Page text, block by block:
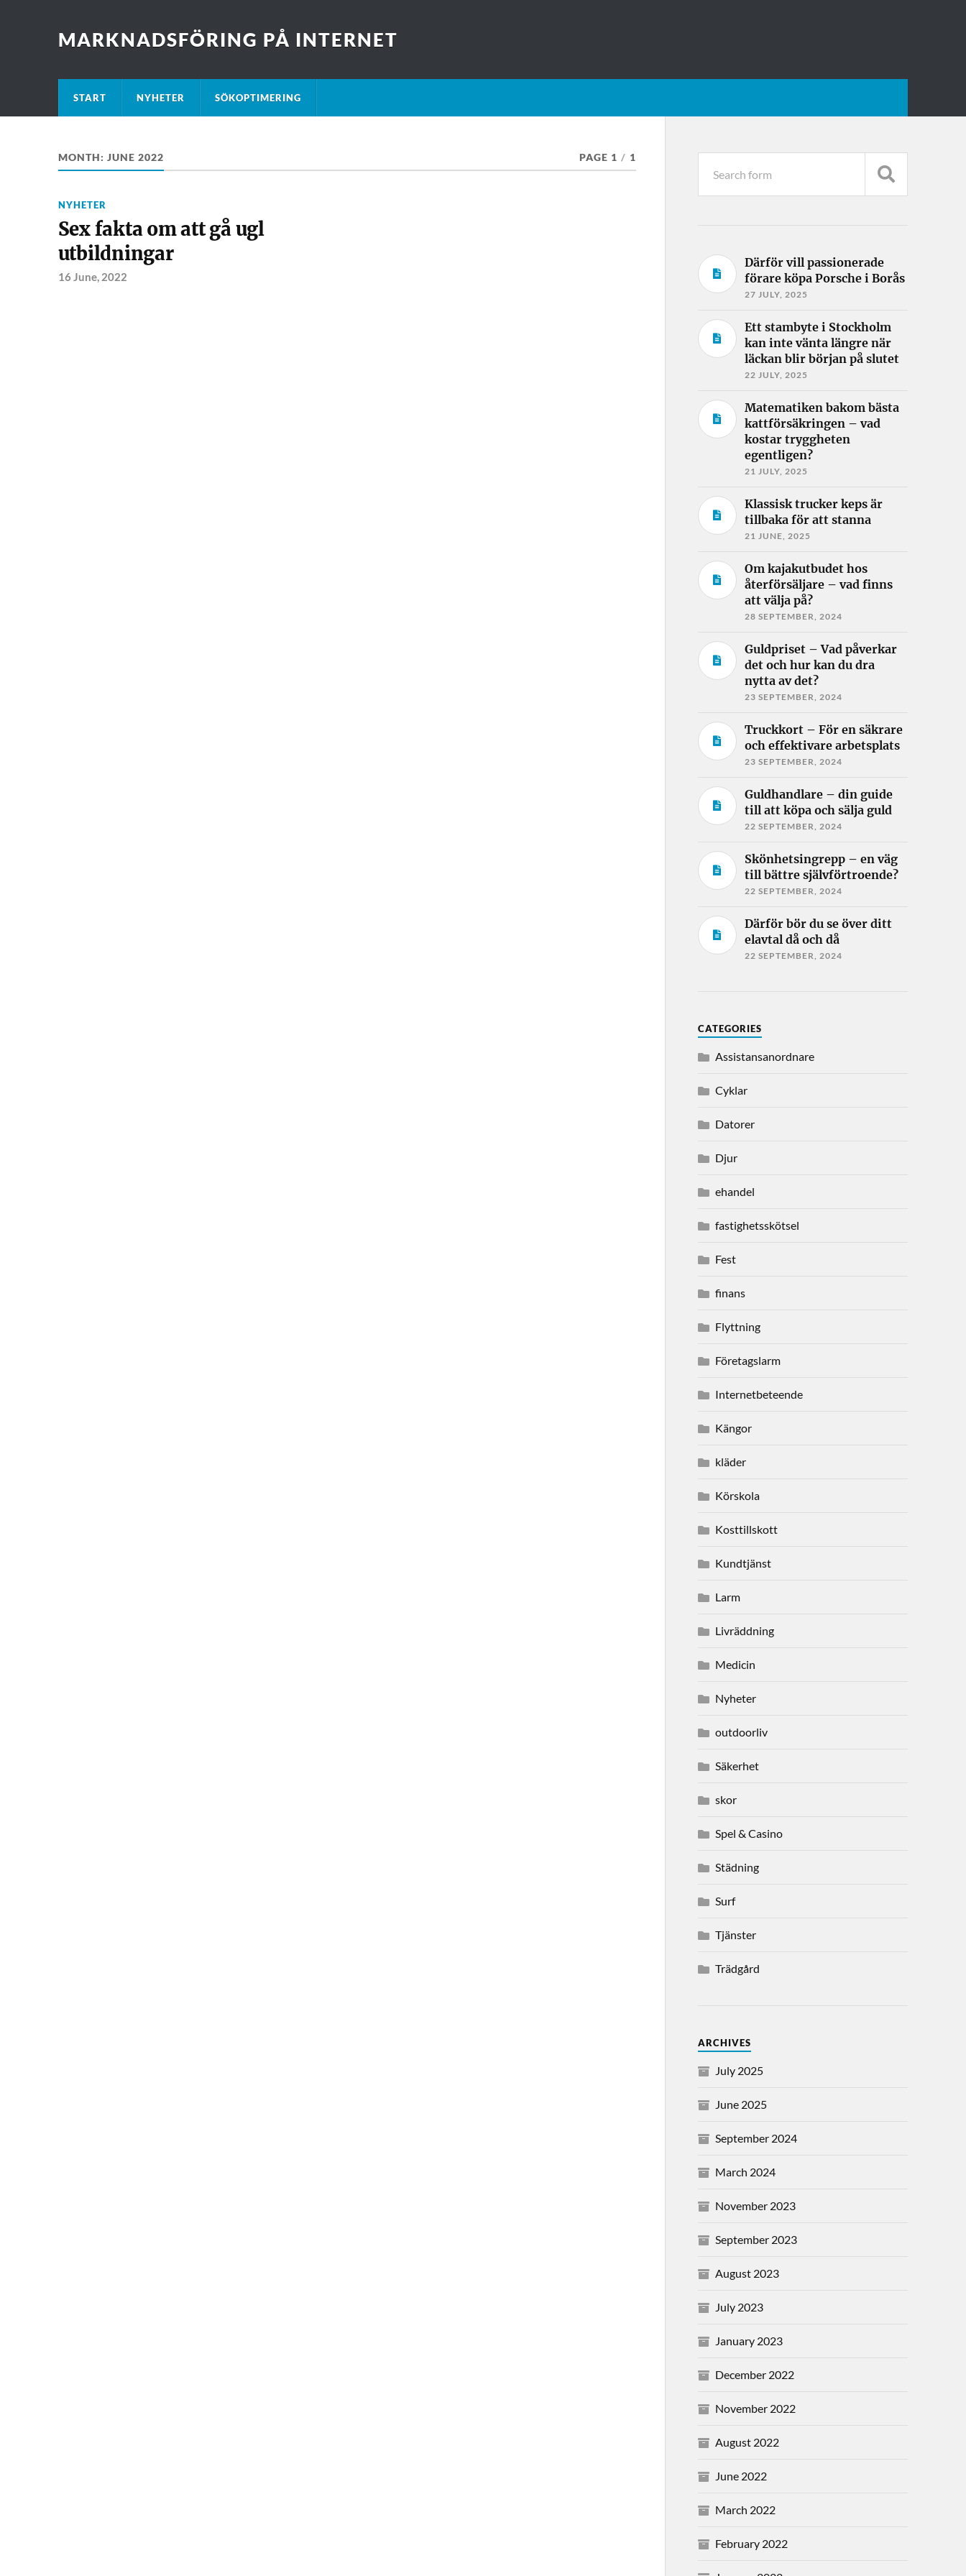
MARKNADSFÖRING PÅ INTERNET
START NYHETER SÖKOPTIMERING
MONTH: JUNE 2022 PAGE 1 / 1
NYHETER
Sex fakta om att gå ugl
utbildningar
16 June, 2022
Därför vill passionerade
förare köpa Porsche i Borås
27 JULY, 2025
Ett stambyte i Stockholm
kan inte vänta längre när
läckan blir början på slutet
22 JULY, 2025
Matematiken bakom bästa
kattförsäkringen – vad
kostar tryggheten
egentligen?
21 JULY, 2025
Klassisk trucker keps är
tillbaka för att stanna
21 JUNE, 2025
Om kajakutbudet hos
återförsäljare – vad finns
att välja på?
28 SEPTEMBER, 2024
Guldpriset – Vad påverkar
det och hur kan du dra
nytta av det?
23 SEPTEMBER, 2024
Truckkort – För en säkrare
och effektivare arbetsplats
23 SEPTEMBER, 2024
Guldhandlare – din guide
till att köpa och sälja guld
22 SEPTEMBER, 2024
Skönhetsingrepp – en väg
till bättre självförtroende?
22 SEPTEMBER, 2024
Därför bör du se över ditt
elavtal då och då
22 SEPTEMBER, 2024
CATEGORIES
Assistansanordnare
Cyklar
Datorer
Djur
ehandel
fastighetsskötsel
Fest
finans
Flyttning
Företagslarm
Internetbeteende
Kängor
kläder
Körskola
Kosttillskott
Kundtjänst
Larm
Livräddning
Medicin
Nyheter
outdoorliv
Säkerhet
skor
Spel & Casino
Städning
Surf
Tjänster
Trädgård
ARCHIVES
July 2025
June 2025
September 2024
March 2024
November 2023
September 2023
August 2023
July 2023
January 2023
December 2022
November 2022
August 2022
June 2022
March 2022
February 2022